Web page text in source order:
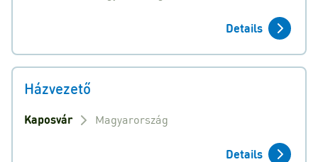
Details
Házvezető
Kaposvár Magyarország
Details